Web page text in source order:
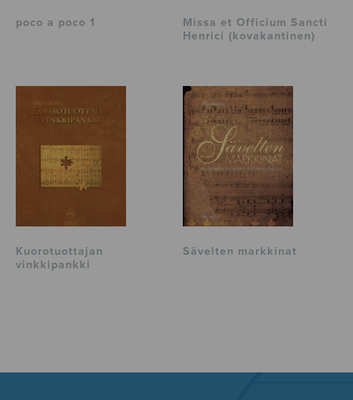
poco a poco 1
Missa et Officium Sancti
Henrici (kovakantinen)
Kuorotuottajan
vinkkipankki
Sävelten markkinat